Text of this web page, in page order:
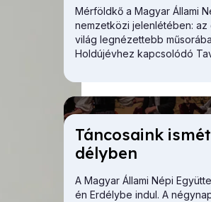
Mérföldkő a Magyar Állami
nemzetközi jelenlétében: az
világ legnézettebb
Holdújévhez kapcsolódó
meghívást.
Tán­co­sa­ink
dély­ben
A Magyar Állami Népi
én Erdélybe indul. A